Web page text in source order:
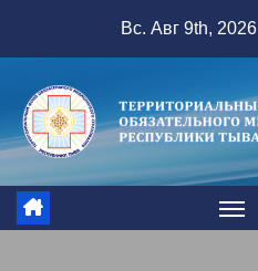
содержимому
Вс. Авг 9th, 2026